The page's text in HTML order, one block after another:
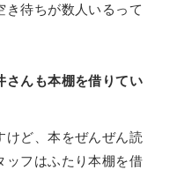
き待ちが数人いるって
んも本棚を借りてい
けど、本をぜんぜん読
ッフはふたり本棚を借